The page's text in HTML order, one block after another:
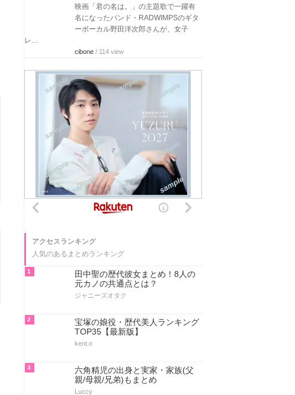
映画「君の名は。」の主題歌で一躍有
名になったバンド・RADWIMPSのギタ
ーボーカル野田洋次郎さんが、女子
レ…
cibone / 114 view
アクセスランキング
人気のあるまとめランキング
1
田中聖の歴代彼女まとめ！8人の
元カノの共通点とは？
ジャニーズオタク
2
宝塚の娘役・歴代美人ランキング
TOP35【最新版】
kent.n
3
六角精児の出身と実家・家族(父
親/母親/兄弟)もまとめ
Luccy